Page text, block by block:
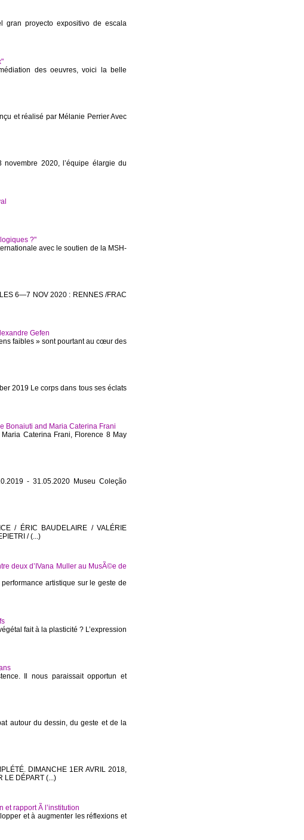
gran proyecto expositivo de escala
des oeuvres, voici la belle
et réalisé par Mélanie Perrier Avec
2020, l’équipe élargie du
?"
avec le soutien de la MSH-
6—7 NOV 2020 : RENNES /FRAC
Gefen
faibles » sont pourtant au cœur des
2019 Le corps dans tous ses éclats
Bonaiuti and Maria Caterina Frani
Caterina Frani, Florence 8 May
- 31.05.2020 Museu Coleção
/ ÉRIC BAUDELAIRE / VALÉRIE
/ (...)
deux d’IVana Muller au MusÃ©e de
artistique sur le geste de
fait à la plasticité ? L’expression
Il nous paraissait opportun et
autour du dessin, du geste et de la
DIMANCHE 1ER AVRIL 2018,
LE DÉPART (...)
et rapport Ã l’institution
et à augmenter les réflexions et